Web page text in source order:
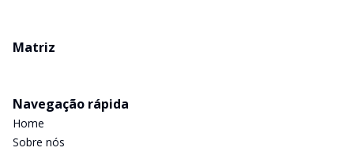
Matriz
Navegação rápida
Home
Sobre nós